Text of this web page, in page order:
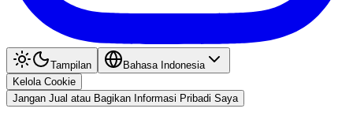
Tampilan
Bahasa Indonesia
Kelola Cookie
Jangan Jual atau Bagikan Informasi Pribadi Saya